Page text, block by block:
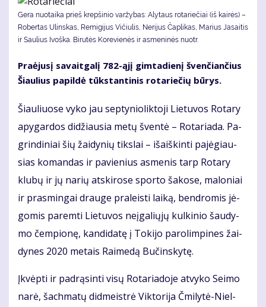
Gera nuotaika prieš krepšinio varžybas: Alytaus rotariečiai (iš kairės) –
Robertas Ulinskas, Remigijus Vičiulis, Nerijus Čaplikas, Marius Jasaitis
ir Saulius Ivoška. Bi­ru­tės Ko­re­vie­nės ir as­me­ni­nės nuotr.
Pra­ėju­sį sa­vait­ga­lį 782-ąjį gim­ta­die­nį šven­čian­čius
Šiau­lius pa­pil­dė tūks­tan­ti­nis ro­ta­rie­čių bū­rys.
Šiau­liuo­se vy­ko jau sep­ty­nio­lik­to­ji Lie­tu­vos Ro­ta­ry
apy­gar­dos di­džiau­sia me­tų šven­tė – Ro­ta­ria­da. Pa­
grin­di­niai šių žai­dy­nių tiks­lai – iš­aiš­kin­ti pa­jė­giau­
sias ko­man­das ir pa­vie­nius as­me­nis tarp Ro­ta­ry
klu­bų ir jų na­rių at­ski­ro­se spor­to ša­ko­se, ma­lo­niai
ir pra­smin­gai drau­ge pra­leis­ti lai­ką, ben­dro­mis jė­
go­mis pa­rem­ti Lie­tu­vos ne­įga­lių­jų kul­ki­nio šau­dy­
mo čem­pio­nę, kan­di­da­tę į To­ki­jo pa­ro­lim­pi­nes žai­
dy­nes 2020 me­tais Rai­me­dą Bu­čins­ky­tę.
Įkvėp­ti ir pa­drą­sin­ti vi­sų Ro­ta­ria­do­je at­vy­ko Sei­mo
na­rė, šach­ma­tų did­meist­rė Vik­to­ri­ja Čmi­ly­tė-Niel­